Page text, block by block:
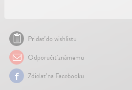
Pridať do wishlistu
Odporučiť známemu
Zdielať na Facebooku